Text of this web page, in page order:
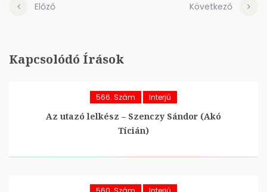
Előző Következő
Kapcsolódó Írások
566. Szám Interjú
Az utazó lelkész – Szenczy Sándor (Akó
Tícián)